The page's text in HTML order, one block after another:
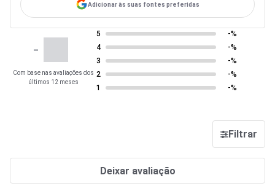
Adicionar às suas fontes preferidas
-
Com base nas avaliações dos
últimos 12 meses
5
-%
4
-%
3
-%
2
-%
1
-%
Filtrar
Deixar avaliação